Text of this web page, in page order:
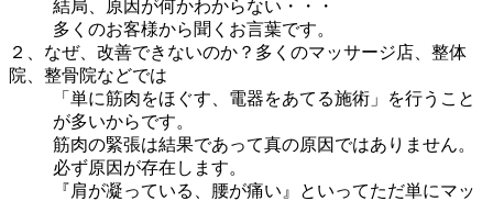
結局、原因が何かわからない・・・
多くのお客様から聞くお言葉です。
２、なぜ、改善できないのか？多くのマッサージ店、整体
院、整骨院などでは
「単に筋肉をほぐす、電器をあてる施術」を行うこと
が多いからです。
筋肉の緊張は結果であって真の原因ではありません。
必ず原因が存在します。
『肩が凝っている、腰が痛い』といってただ単にマッ